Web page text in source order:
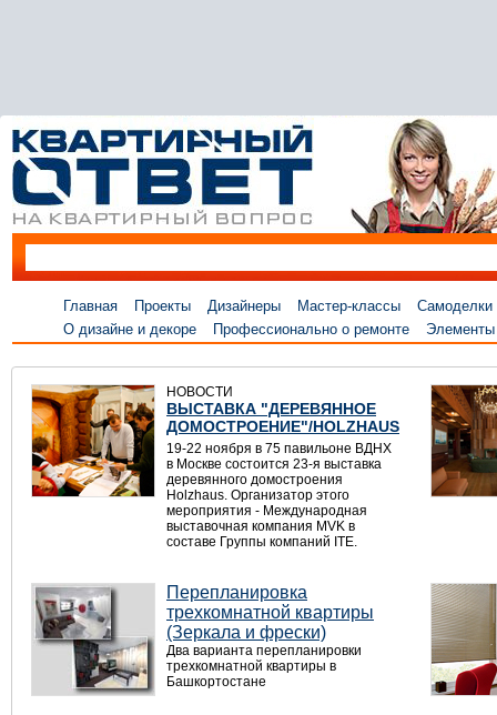
Главная Проекты Дизайнеры Мастер-классы
Самоделки
О дизайне и декоре
Профессионально о ремонте Элементы
НОВОСТИ
ВЫСТАВКА "ДЕРЕВЯННОЕ
ДОМОСТРОЕНИЕ"/HOLZHAUS
19-22 ноября в 75 павильоне ВДНХ
в Москве состоится 23-я выставка
деревянного домостроения
Holzhaus. Организатор этого
мероприятия - Международная
выставочная компания MVK в
составе Группы компаний ITE.
Перепланировка
трехкомнатной квартиры
(Зеркала и фрески)
Два варианта перепланировки
трехкомнатной квартиры в
Башкортостане